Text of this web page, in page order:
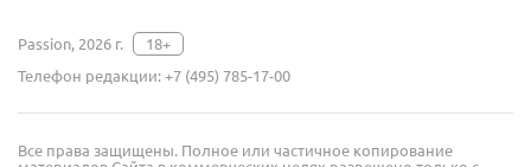
Passion, 2026 г.
18+
Телефон редакции:+7 (495) 785-17-00
Все права защищены. Полное или частичное копирование